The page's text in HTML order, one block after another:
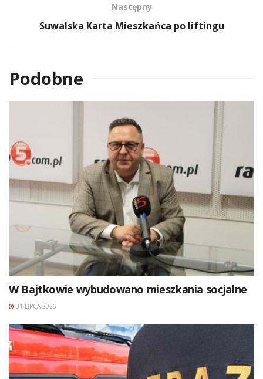
Następny
Suwalska Karta Mieszkańca po liftingu
Podobne
W Bajtkowie wybudowano mieszkania socjalne
31 LIPCA 2026